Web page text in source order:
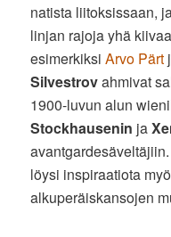
natista liitoksissaan,
linjan rajoja yhä
esimerkiksiArvo Pärt
Silvestrovahmivat
1900-luvun alun
Stockhausenin ja
löysi inspiraatiota
alkuperäiskansojen